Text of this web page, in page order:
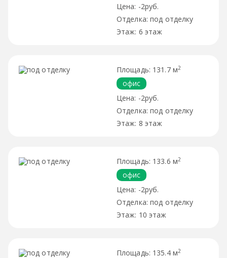
-2руб.
под отделку
6 этаж
131.7 м2
офис
-2руб.
под отделку
8 этаж
133.6 м2
офис
-2руб.
под отделку
10 этаж
135.4 м2